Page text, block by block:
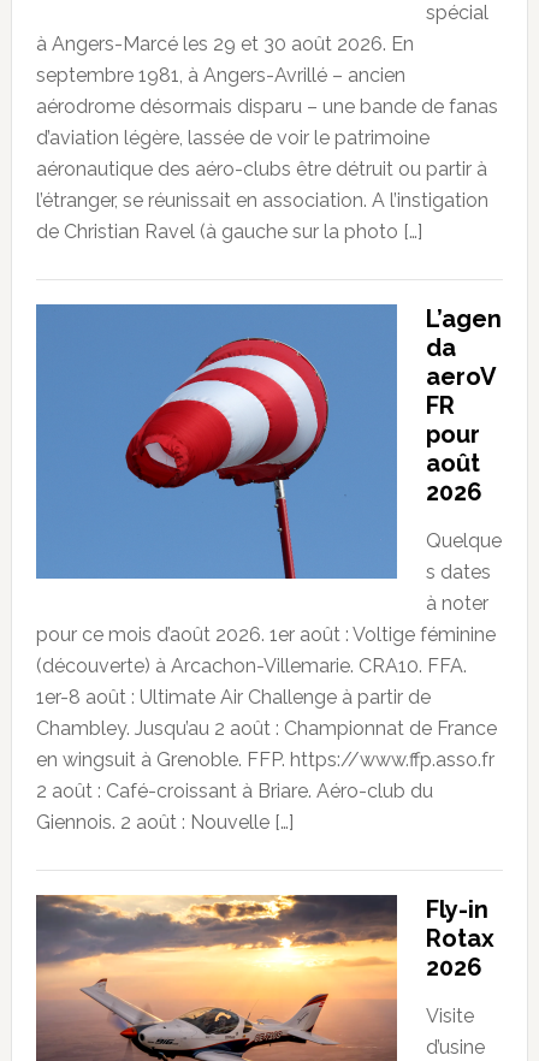
spécial
à Angers-Marcé les 29 et 30 août 2026. En
septembre 1981, à Angers-Avrillé – ancien
aérodrome désormais disparu – une bande de fanas
d’aviation légère, lassée de voir le patrimoine
aéronautique des aéro-clubs être détruit ou partir à
l’étranger, se réunissait en association. A l’instigation
de Christian Ravel (à gauche sur la photo […]
L’agen
da
aeroV
FR
pour
août
2026
Quelque
s dates
à noter
pour ce mois d’août 2026. 1er août : Voltige féminine
(découverte) à Arcachon-Villemarie. CRA10. FFA.
1er-8 août : Ultimate Air Challenge à partir de
Chambley. Jusqu’au 2 août : Championnat de France
en wingsuit à Grenoble. FFP. https://www.ffp.asso.fr
2 août : Café-croissant à Briare. Aéro-club du
Giennois. 2 août : Nouvelle […]
Fly-in
Rotax
2026
Visite
d’usine